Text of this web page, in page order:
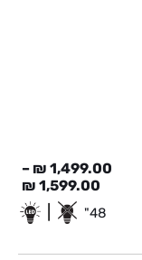
1,499.00
₪
–
1,599.00
₪
48"